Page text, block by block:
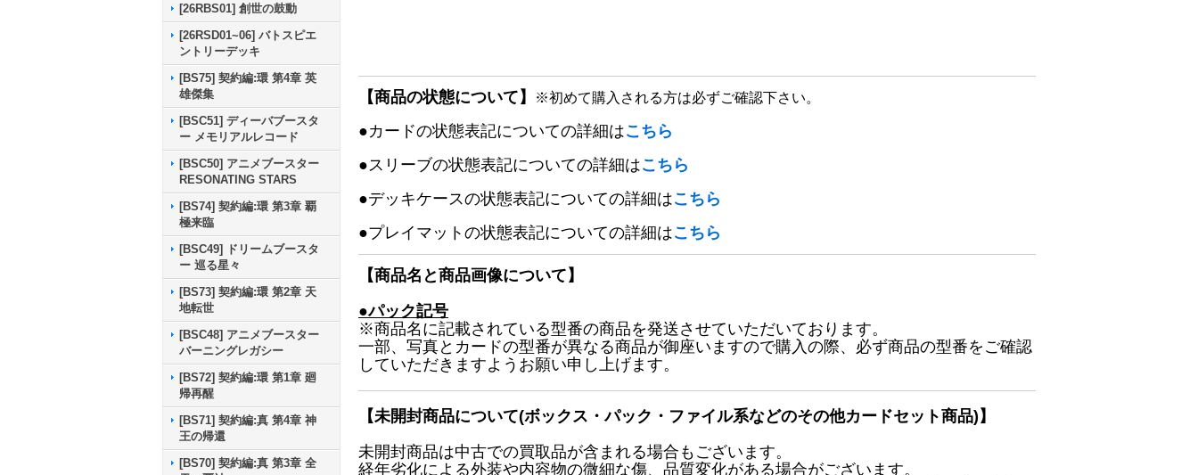
[26RBS01] 創世の鼓動
[26RSD01~06] バトスピエ
ントリーデッキ
[BS75] 契約編:環 第4章 英
雄傑集
[BSC51] ディーバブースタ
ー メモリアルレコード
[BSC50] アニメブースター
RESONATING STARS
[BS74] 契約編:環 第3章 覇
極来臨
[BSC49] ドリームブースタ
ー 巡る星々
[BS73] 契約編:環 第2章 天
地転世
[BSC48] アニメブースター
バーニングレガシー
[BS72] 契約編:環 第1章 廻
帰再醒
[BS71] 契約編:真 第4章 神
王の帰還
[BS70] 契約編:真 第3章 全
【商品の状態について】 ※初めて購入される方は必ずご確認下さい。
●カードの状態表記についての詳細はこちら
●スリーブの状態表記についての詳細はこちら
●デッキケースの状態表記についての詳細はこちら
●プレイマットの状態表記についての詳細はこちら
【商品名と商品画像について】
●パック記号
※商品名に記載されている型番の商品を発送させていただいております。
一部、写真とカードの型番が異なる商品が御座いますので購入の際、必ず商品の型番をご確認
していただきますようお願い申し上げます。
【未開封商品について(ボックス・パック・ファイル系などのその他カードセット商品)】
未開封商品は中古での買取品が含まれる場合もございます。
経年劣化による外装や内容物の微細な傷、品質変化がある場合がございます。